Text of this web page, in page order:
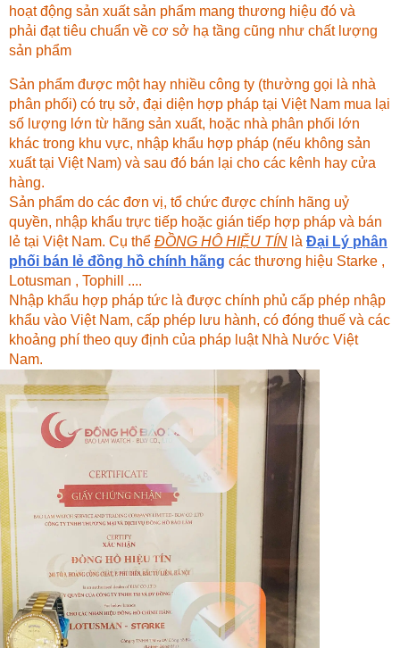
hoạt động sản xuất sản phẩm mang thương hiệu đó và
phải đạt tiêu chuẩn về cơ sở hạ tầng cũng như chất lượng
sản phẩm
Sản phẩm được một hay nhiều công ty (thường gọi là nhà
phân phối) có trụ sở, đại diện hợp pháp tại Việt Nam mua lại
số lượng lớn từ hãng sản xuất, hoặc nhà phân phối lớn
khác trong khu vực, nhập khẩu hợp pháp (nếu không sản
xuất tại Việt Nam) và sau đó bán lại cho các kênh hay cửa
hàng.
Sản phẩm do các đơn vị, tổ chức được chính hãng uỷ
quyền, nhập khẩu trực tiếp hoặc gián tiếp hợp pháp và bán
lẻ tại Việt Nam. Cụ thể ĐỒNG HÔ HIỆU TÍN là Đại Lý phân
phối bán lẻ đồng hồ chính hãng các thương hiệu Starke ,
Lotusman , Tophill ....
Nhập khẩu hợp pháp tức là được chính phủ cấp phép nhập
khẩu vào Việt Nam, cấp phép lưu hành, có đóng thuế và các
khoảng phí theo quy định của pháp luật Nhà Nước Việt
Nam.